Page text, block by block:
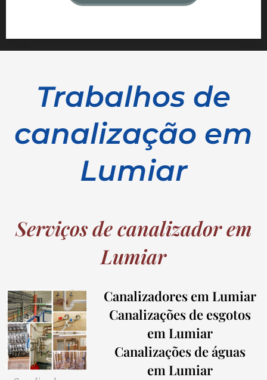
Trabalhos de
canalização em
Lumiar
Serviços de canalizador em
Lumiar
Canalizadores em Lumiar
Canalizações de esgotos
em Lumiar
Canalizações de águas
em Lumiar